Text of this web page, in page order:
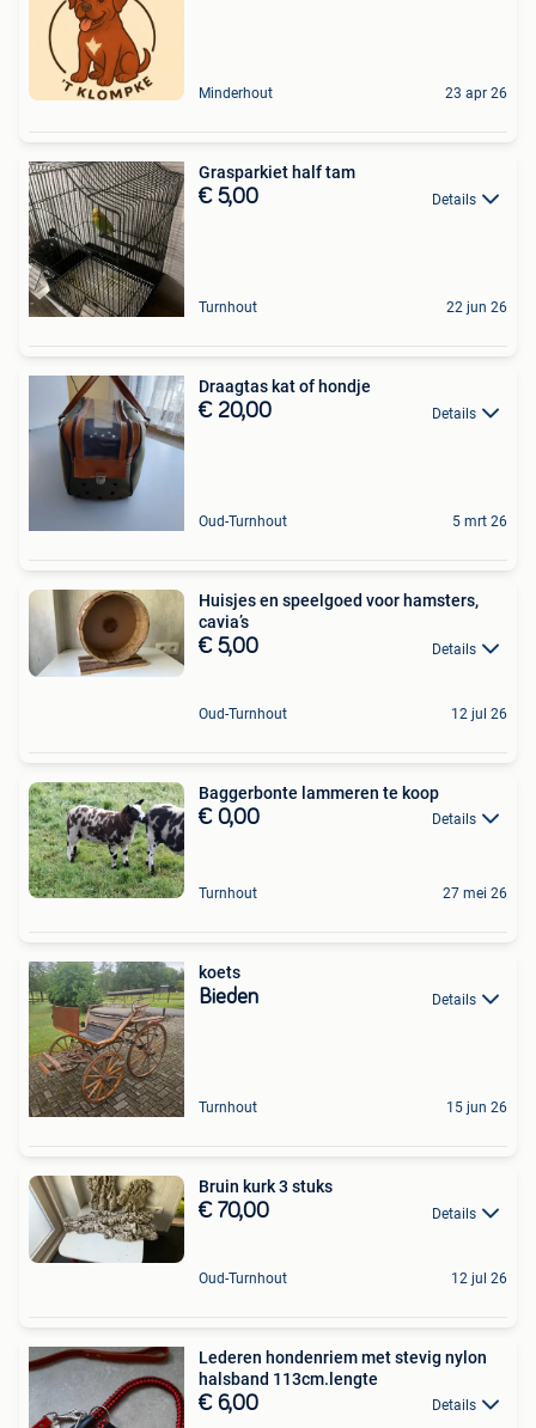
Minderhout 23 apr 26
Grasparkiet half tam
€ 5,00 Details
Turnhout 22 jun 26
Draagtas kat of hondje
€ 20,00 Details
Oud-Turnhout 5 mrt 26
Huisjes en speelgoed voor hamsters,
cavia’s
€ 5,00 Details
Oud-Turnhout 12 jul 26
Baggerbonte lammeren te koop
€ 0,00 Details
Turnhout 27 mei 26
koets
Bieden Details
Turnhout 15 jun 26
Bruin kurk 3 stuks
€ 70,00 Details
Oud-Turnhout 12 jul 26
Lederen hondenriem met stevig nylon
halsband 113cm.lengte
€ 6,00 Details